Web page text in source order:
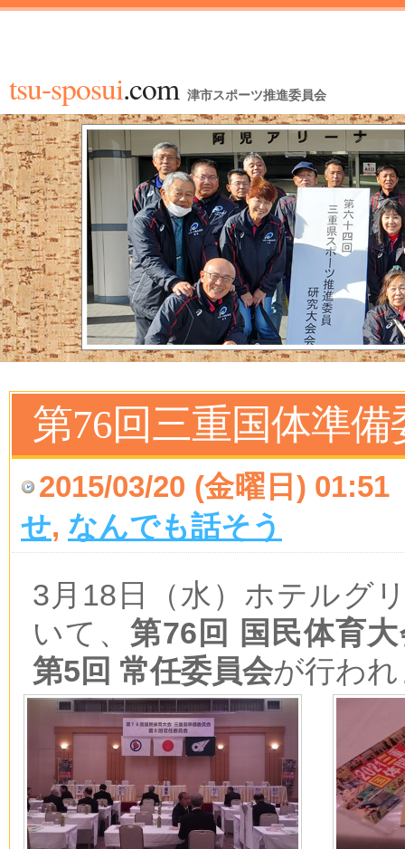
tsu-sposui.com 津市スポーツ推進委員会
第76回三重国体準備
2015/03/20 (金曜日) 01:51
せ, なんでも話そう
3月18日（水）ホテルグ
いて、第76回 国民体育
第5回 常任委員会が行わ